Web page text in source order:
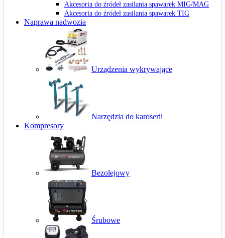
Akcesoria do źródeł zasilania spawarek MIG/MAG
Akcesoria do źródeł zasilania spawarek TIG
Naprawa nadwozia
Urządzenia wykrywające
Narzędzia do karoserii
Kompresory
Bezolejowy
Śrubowe